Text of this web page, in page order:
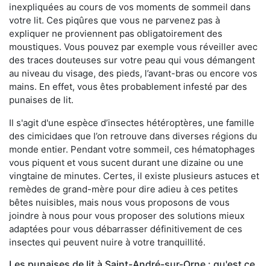
inexpliquées au cours de vos moments de sommeil dans
votre lit. Ces piqûres que vous ne parvenez pas à
expliquer ne proviennent pas obligatoirement des
moustiques. Vous pouvez par exemple vous réveiller avec
des traces douteuses sur votre peau qui vous démangent
au niveau du visage, des pieds, l’avant-bras ou encore vos
mains. En effet, vous êtes probablement infesté par des
punaises de lit.
Il s'agit d'une espèce d’insectes hétéroptères, une famille
des cimicidaes que l’on retrouve dans diverses régions du
monde entier. Pendant votre sommeil, ces hématophages
vous piquent et vous sucent durant une dizaine ou une
vingtaine de minutes. Certes, il existe plusieurs astuces et
remèdes de grand-mère pour dire adieu à ces petites
bêtes nuisibles, mais nous vous proposons de vous
joindre à nous pour vous proposer des solutions mieux
adaptées pour vous débarrasser définitivement de ces
insectes qui peuvent nuire à votre tranquillité.